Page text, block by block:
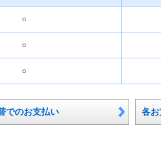
○
○
○
でのお支払い 各